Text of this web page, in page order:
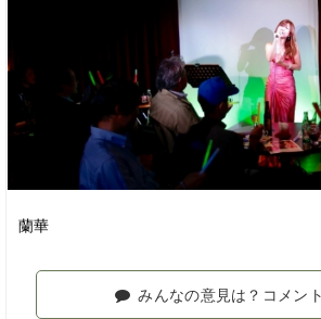
蘭華
みんなの意見は？コメン